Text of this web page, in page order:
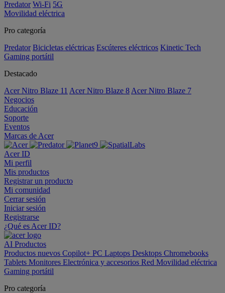
Predator Wi-Fi 5G
Movilidad eléctrica
Pro categoría
Predator Bicicletas eléctricas Escúteres eléctricos Kinetic Tech
Gaming portátil
Destacado
Acer Nitro Blaze 11 Acer Nitro Blaze 8 Acer Nitro Blaze 7
Negocios
Educación
Soporte
Eventos
Marcas de Acer
Acer ID
Mi perfil
Mis productos
Registrar un producto
Mi comunidad
Cerrar sesión
Iniciar sesión
Registrarse
¿Qué es Acer ID?
AI Productos
Productos nuevos Copilot+ PC Laptops Desktops Chromebooks
Tablets Monitores Electrónica y accesorios Red Movilidad eléctrica
Gaming portátil
Pro categoría